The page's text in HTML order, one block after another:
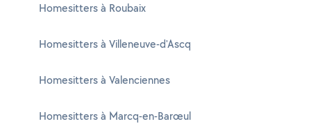
Homesitters à Roubaix
Homesitters à Villeneuve-d'Ascq
Homesitters à Valenciennes
Homesitters à Marcq-en-Barœul